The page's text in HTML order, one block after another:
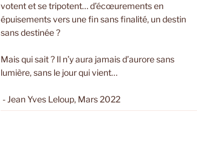
votent et se tripotent… d’écœurements en
épuisements vers une fin sans finalité, un destin
sans destinée ?
Mais qui sait ? Il n’y aura jamais d’aurore sans
lumière, sans le jour qui vient…
- Jean Yves Leloup, Mars 2022